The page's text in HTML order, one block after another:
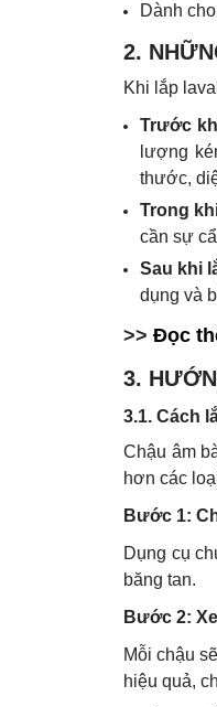
Dành
2.
Khi lắp
Trước
lượng
thước,
Trong
cần sự
Sau khi
dụng và
>> Đọc
3.
3.1. Cách
Chậu âm
hơn các
Bước 1:
Dụng cụ
băng tan.
Bước 2:
Mỗi chậu
hiệu quả,